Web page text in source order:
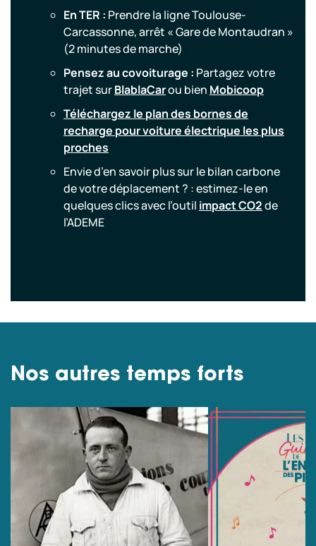
En TER : Prendre la ligne Toulouse-
Carcassonne, arrêt « Gare de Montaudran »
(2 minutes de marche)
Pensez au covoiturage : Partagez votre
trajet surBlablaCarou bien Mobicoop
Téléchargez le plan des bornes de
recharge pour voiture électrique les plus
proches
Envie d’en savoir plus sur le bilan carbone
de votre déplacement ? : estimez-le en
quelques clics avec l’outil impact CO2de
l’ADEME
Nos autres temps forts